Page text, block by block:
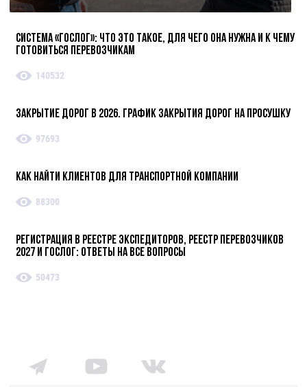
Система «ГосЛог»: что это такое, для чего она нужна и к чему
готовиться перевозчикам
140532
Закрытие дорог в 2026. График закрытия дорог на просушку
97693
Как найти клиентов для транспортной компании
88300
Регистрация в реестре экспедиторов, реестр перевозчиков
2027 и ГосЛог: ответы на все вопросы
50473